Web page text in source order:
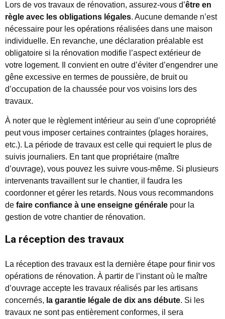
Lors de vos travaux de rénovation, assurez-vous d’être en
règle avec les obligations légales. Aucune demande n’est
nécessaire pour les opérations réalisées dans une maison
individuelle. En revanche, une déclaration préalable est
obligatoire si la rénovation modifie l’aspect extérieur de
votre logement. Il convient en outre d’éviter d’engendrer une
gêne excessive en termes de poussière, de bruit ou
d’occupation de la chaussée pour vos voisins lors des
travaux.
À noter que le règlement intérieur au sein d’une copropriété
peut vous imposer certaines contraintes (plages horaires,
etc.). La période de travaux est celle qui requiert le plus de
suivis journaliers. En tant que propriétaire (maître
d’ouvrage), vous pouvez les suivre vous-même. Si plusieurs
intervenants travaillent sur le chantier, il faudra les
coordonner et gérer les retards. Nous vous recommandons
de faire confiance à une enseigne générale pour la
gestion de votre chantier de rénovation.
La réception des travaux
La réception des travaux est la dernière étape pour finir vos
opérations de rénovation. À partir de l’instant où le maître
d’ouvrage accepte les travaux réalisés par les artisans
concernés, la garantie légale de dix ans débute. Si les
travaux ne sont pas entièrement conformes, il sera